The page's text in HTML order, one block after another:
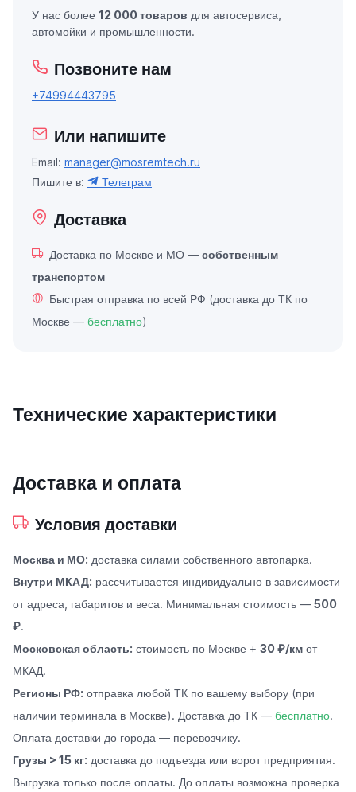
У нас более 12 000 товаров для автосервиса,
автомойки и промышленности.
Позвоните нам
+74994443795
Или напишите
Email: manager@mosremtech.ru
Пишите в:
Телеграм
Доставка
Доставка по Москве и МО — собственным
транспортом
Быстрая отправка по всей РФ (доставка до ТК по
Москве — бесплатно)
Технические характеристики
Доставка и оплата
Условия доставки
Москва и МО: доставка силами собственного автопарка.
Внутри МКАД: рассчитывается индивидуально в зависимости
от адреса, габаритов и веса. Минимальная стоимость — 500
₽.
Московская область: стоимость по Москве + 30 ₽/км от
МКАД.
Регионы РФ: отправка любой ТК по вашему выбору (при
наличии терминала в Москве). Доставка до ТК — бесплатно.
Оплата доставки до города — перевозчику.
Грузы > 15 кг: доставка до подъезда или ворот предприятия.
Выгрузка только после оплаты. До оплаты возможна проверка